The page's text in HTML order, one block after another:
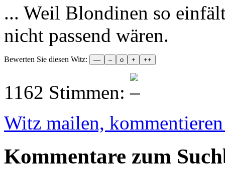
... Weil Blondinen so
nicht passend wären.
Bewerten Sie diesen Witz:
1162 Stimmen:
Witz mailen,
Kommentare zum